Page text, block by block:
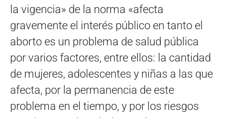
la vigencia» de la norma «afecta
gravemente el interés público en tanto el
aborto es un problema de salud pública
por varios factores, entre ellos: la cantidad
de mujeres, adolescentes y niñas a las que
afecta, por la permanencia de este
problema en el tiempo, y por los riesgos